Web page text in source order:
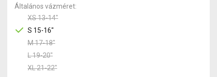
Általános vázméret
XS 13-14"
S 15-16"
M 17-18"
L 19-20"
XL 21-22"